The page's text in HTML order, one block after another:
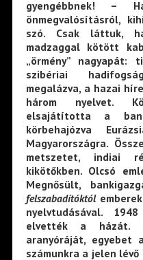
gyengébbnek! –
önmegvalósításról,
szó. Csak láttuk,
madzaggal kötött
„örmény” nagyapát:
szibériai
megalázva, a hazai
három nyelvet.
elsajátította a
körbehajózva
Magyarországra.
metszetet, indiai
kikötőkben. Olcsó
Megnősült,
felszabadítóktól
nyelvtudásával.
elvették a házát.
aranyóráját, egyebet
számunkra a jelen